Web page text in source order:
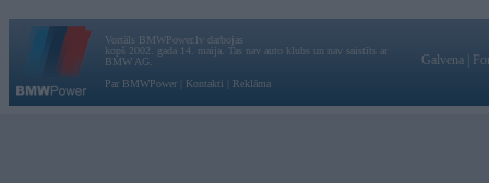
Vortāls BMWPower.lv darbojas
kopš 2002. gada 14. maija. Tas nav auto klubs un nav saistīts ar
BMW AG.
Par BMWPower
Kontakti Reklāma
Galvena